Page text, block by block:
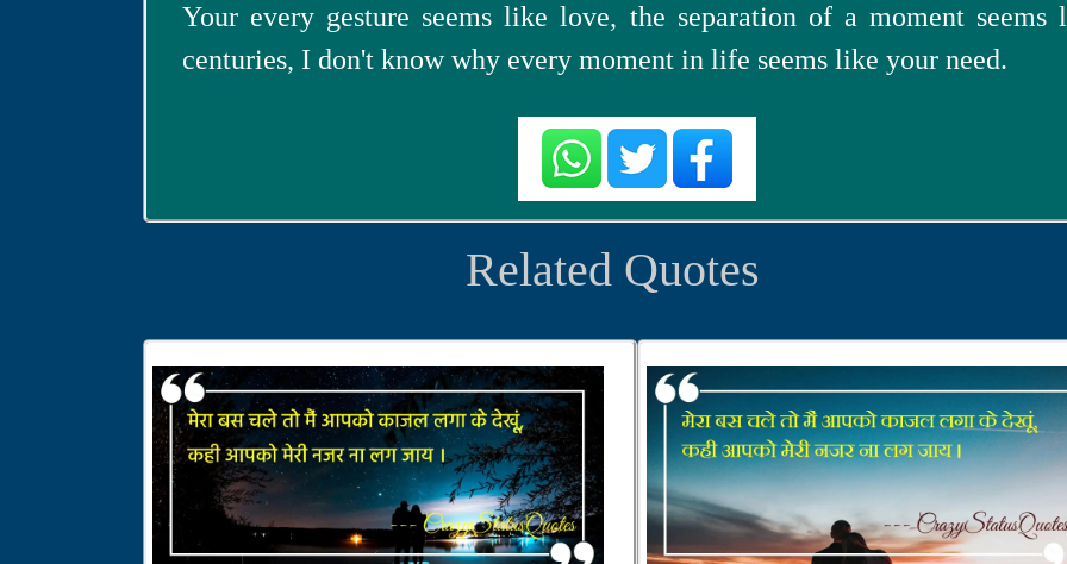
Your every gesture seems like love, the separation of a moment seems
centuries, I don't know why every moment in life seems like your need.
Related Quotes